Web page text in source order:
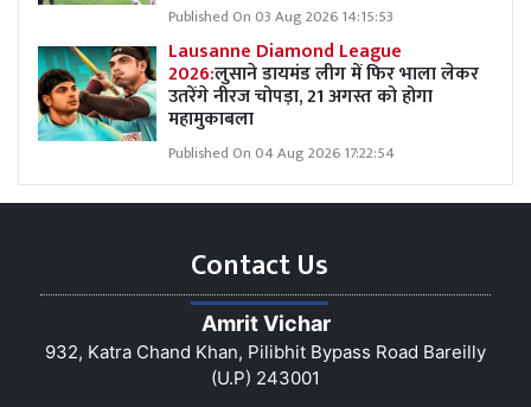
Published On 03 Aug 2026 14:15:53
Lausanne Diamond League
2026:लुसाने डायमंड लीग में फिर भाला लेकर
उतरेंगे नीरज चोपड़ा, 21 अगस्त को होगा
महामुकाबला
Published On 04 Aug 2026 17:22:54
Contact Us
Amrit Vichar
932, Katra Chand Khan, Pilibhit Bypass Road Bareilly
(U.P) 243001